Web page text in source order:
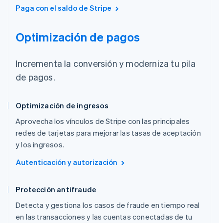
Paga con el saldo de Stripe
Optimización de pagos
Incrementa la conversión y moderniza tu pila
de pagos.
Optimización de ingresos
Aprovecha los vínculos de Stripe con las principales
redes de tarjetas para mejorar las tasas de aceptación
y los ingresos.
Autenticación y autorización
Protección antifraude
Detecta y gestiona los casos de fraude en tiempo real
en las transacciones y las cuentas conectadas de tu